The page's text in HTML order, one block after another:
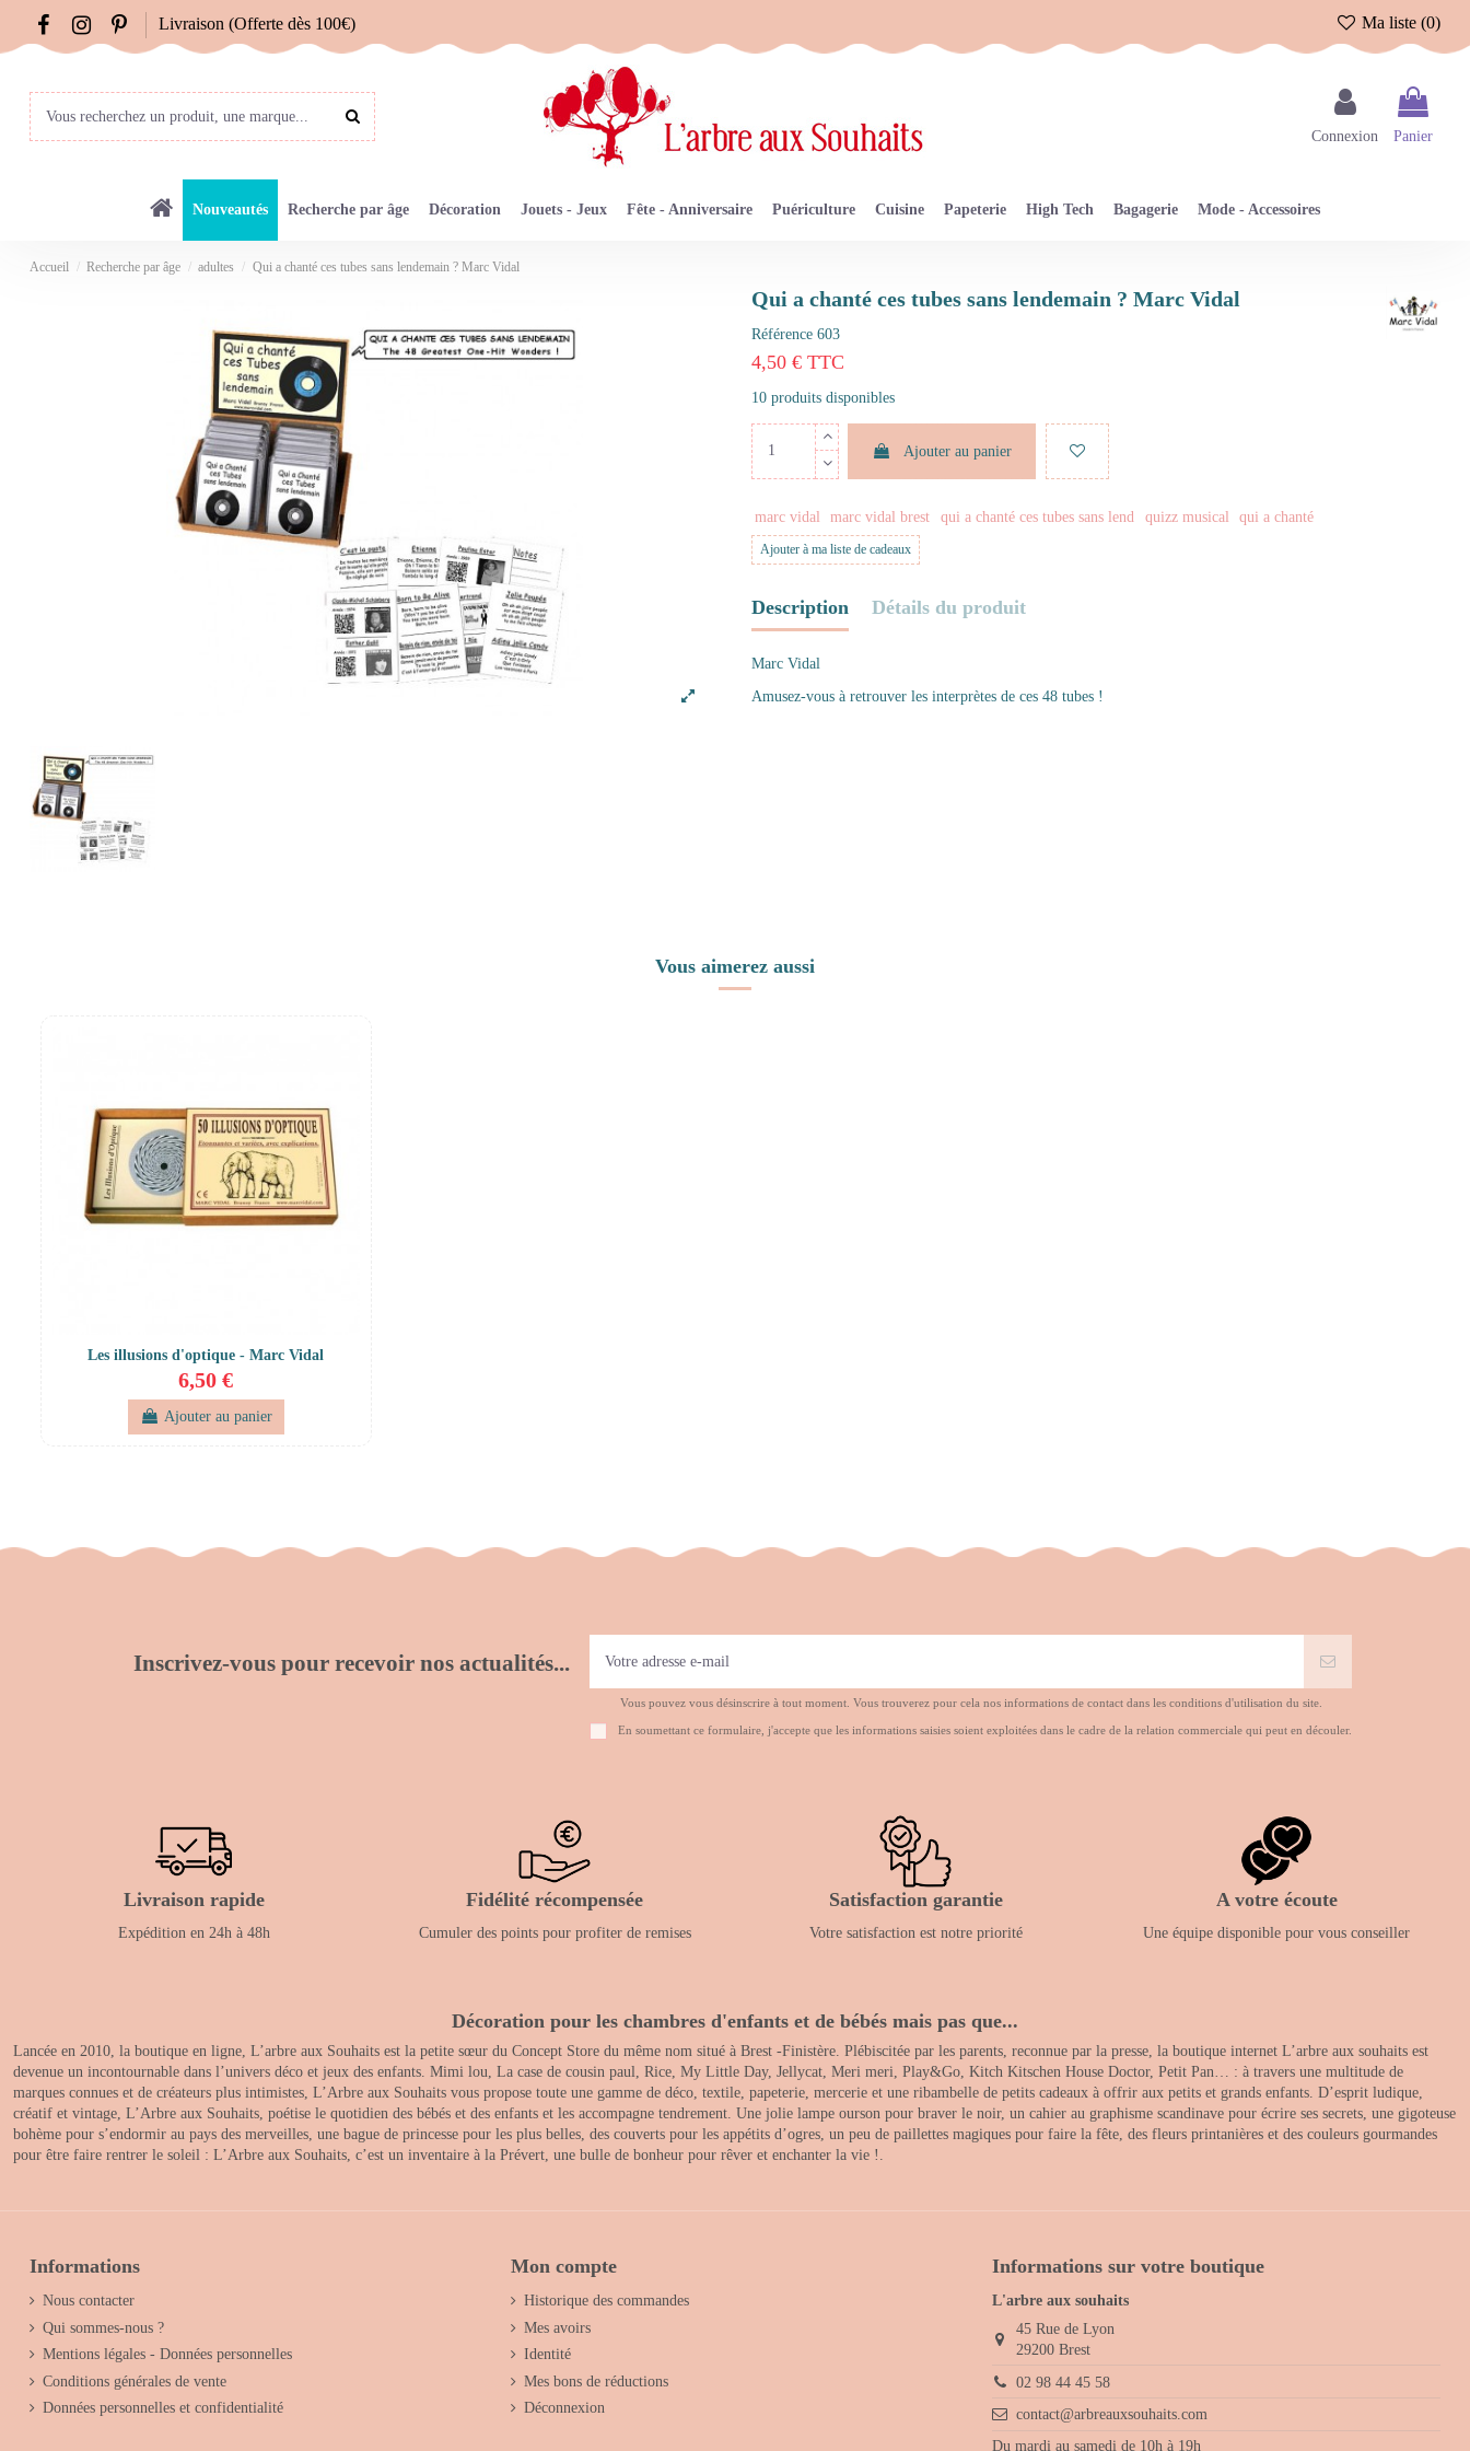
Livraison (Offerte dès 100€) Ma liste (0)
Connexion Panier
Nouveautés Recherche par âge Décoration Jouets - Jeux Fête - Anniversaire Puériculture Cuisine Papeterie High Tech Bagagerie Mode - Accessoires
Accueil Recherche par âge adultes Qui a chanté ces tubes sans lendemain ? Marc Vidal
Qui a chanté ces tubes sans lendemain ? Marc Vidal
Référence 603
4,50 € TTC
10 produits disponibles
Ajouter au panier
marc vidal marc vidal brest qui a chanté ces tubes sans lend quizz musical qui a chanté
Ajouter à ma liste de cadeaux
Description Détails du produit
Marc Vidal
Amusez-vous à retrouver les interprètes de ces 48 tubes !
Vous aimerez aussi
Les illusions d'optique - Marc Vidal
6,50 €
Ajouter au panier
Inscrivez-vous pour recevoir nos actualités...
Vous pouvez vous désinscrire à tout moment. Vous trouverez pour cela nos informations de contact dans les conditions d'utilisation du site.
En soumettant ce formulaire, j'accepte que les informations saisies soient exploitées dans le cadre de la relation commerciale qui peut en découler.
Livraison rapide
Expédition en 24h à 48h
Fidélité récompensée
Cumuler des points pour profiter de remises
Satisfaction garantie
Votre satisfaction est notre priorité
A votre écoute
Une équipe disponible pour vous conseiller
Décoration pour les chambres d'enfants et de bébés mais pas que...
Lancée en 2010, la boutique en ligne, L’arbre aux Souhaits est la petite sœur du Concept Store du même nom situé à Brest -Finistère. Plébiscitée par les parents, reconnue par la presse, la boutique internet L’arbre aux souhaits est
devenue un incontournable dans l’univers déco et jeux des enfants. Mimi lou, La case de cousin paul, Rice, My Little Day, Jellycat, Meri meri, Play&Go, Kitch Kitschen House Doctor, Petit Pan… : à travers une multitude de
marques connues et de créateurs plus intimistes, L’Arbre aux Souhaits vous propose toute une gamme de déco, textile, papeterie, mercerie et une ribambelle de petits cadeaux à offrir aux petits et grands enfants. D’esprit ludique,
créatif et vintage, L’Arbre aux Souhaits, poétise le quotidien des bébés et des enfants et les accompagne tendrement. Une jolie lampe ourson pour braver le noir, un cahier au graphisme scandinave pour écrire ses secrets, une gigoteuse
bohème pour s’endormir au pays des merveilles, une bague de princesse pour les plus belles, des couverts pour les appétits d’ogres, un peu de paillettes magiques pour faire la fête, des fleurs printanières et des couleurs gourmandes
pour être faire rentrer le soleil : L’Arbre aux Souhaits, c’est un inventaire à la Prévert, une bulle de bonheur pour rêver et enchanter la vie !.
Informations
Nous contacter
Qui sommes-nous ?
Mentions légales - Données personnelles
Conditions générales de vente
Données personnelles et confidentialité
Mon compte
Historique des commandes
Mes avoirs
Identité
Mes bons de réductions
Déconnexion
Informations sur votre boutique
L'arbre aux souhaits
45 Rue de Lyon
29200 Brest
02 98 44 45 58
contact@arbreauxsouhaits.com
Du mardi au samedi de 10h à 19h